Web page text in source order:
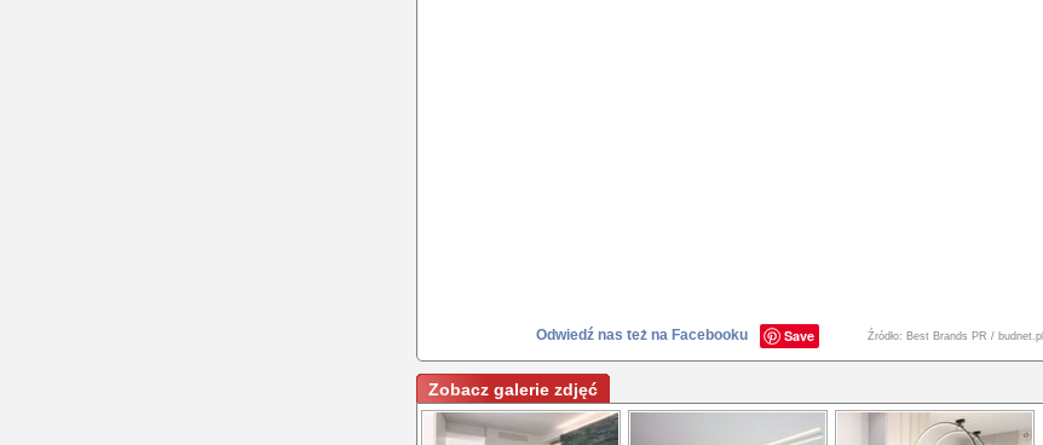
Odwiedź nas też na Facebooku Save Źródło: Best Brands PR / budnet.pl
Zobacz galerie zdjęć